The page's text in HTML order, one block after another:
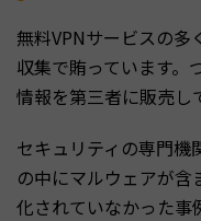
無料VPNサービスの多
収集で賄っています。
情報を第三者に販売し
セキュリティの専門機
の中にマルウェアが
化されていなかった事